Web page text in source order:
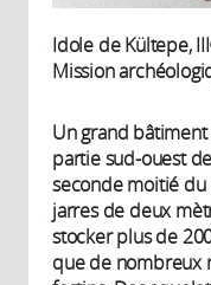
Idole de Kültepe,
Mission
Un grand
partie sud-ouest
seconde moitié
jarres de deux
stocker plus de
que de nombreux